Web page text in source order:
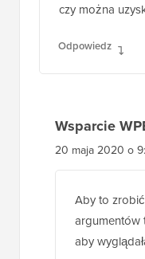
czy można
Odpowiedz
Wsparcie
20 maja 2020 o
Aby to
argumentów
aby